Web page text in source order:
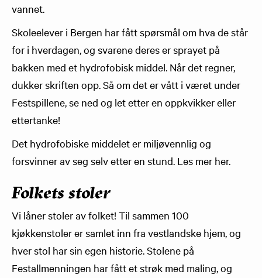
vannet.
Skoleelever i Bergen har fått spørsmål om hva de står
for i hverdagen, og svarene deres er sprayet på
bakken med et hydrofobisk middel. Når det regner,
dukker skriften opp. Så om det er vått i været under
Festspillene, se ned og let etter en oppkvikker eller
ettertanke!
Det hydrofobiske middelet er miljøvennlig og
forsvinner av seg selv etter en stund. Les mer her.
Folkets stoler
Vi låner stoler av folket! Til sammen 100
kjøkkenstoler er samlet inn fra vestlandske hjem, og
hver stol har sin egen historie. Stolene på
Festallmenningen har fått et strøk med maling, og